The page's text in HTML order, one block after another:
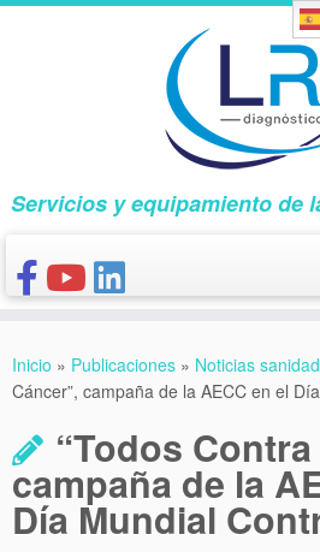
Saltar
Servicios y equipamiento de
CONÓCENOS
PUBLICACIONES
CONTACTO
Inicio » Publicaciones » Noticias sanidad
Cáncer”, campaña de la AECC en el
“Todos
campaña de la
Día Mundial